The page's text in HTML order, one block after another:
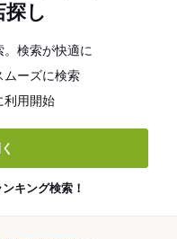
し
検索が快適に
ムーズに検索
利用開始
キング検索！